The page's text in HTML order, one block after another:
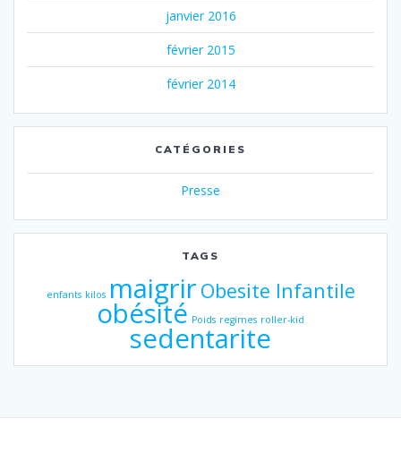
janvier 2016
février 2015
février 2014
CATÉGORIES
Presse
TAGS
enfants kilos maigrir Obesite Infantile
obésité Poids regimes roller-kid
sedentarite